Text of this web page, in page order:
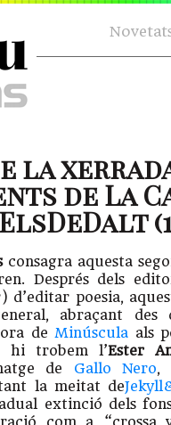
la
de La
consagra aquesta
Després dels
poesia,
abraçant
deMinúscula als
hi trobem l’Ester
de Gallo Nero
la meitat de
extinció dels